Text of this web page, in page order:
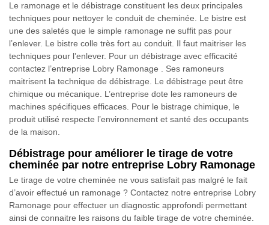
Le ramonage et le débistrage constituent les deux principales
techniques pour nettoyer le conduit de cheminée. Le bistre est
une des saletés que le simple ramonage ne suffit pas pour
l’enlever. Le bistre colle très fort au conduit. Il faut maitriser les
techniques pour l’enlever. Pour un débistrage avec efficacité
contactez l’entreprise Lobry Ramonage . Ses ramoneurs
maitrisent la technique de débistrage. Le débistrage peut être
chimique ou mécanique. L’entreprise dote les ramoneurs de
machines spécifiques efficaces. Pour le bistrage chimique, le
produit utilisé respecte l’environnement et santé des occupants
de la maison.
Débistrage pour améliorer le tirage de votre
cheminée par notre entreprise Lobry Ramonage
Le tirage de votre cheminée ne vous satisfait pas malgré le fait
d’avoir effectué un ramonage ? Contactez notre entreprise Lobry
Ramonage pour effectuer un diagnostic approfondi permettant
ainsi de connaitre les raisons du faible tirage de votre cheminée.